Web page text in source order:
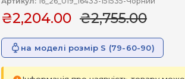
₴2,204.00 ₴2,755.00
на моделі розмір S (79-60-90)